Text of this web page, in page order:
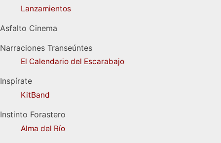
Lanzamientos
Asfalto Cinema
Narraciones Transeúntes
El Calendario del Escarabajo
Inspírate
KitBand
Instinto Forastero
Alma del Río